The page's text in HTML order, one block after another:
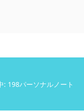
: 198パーソナルノート